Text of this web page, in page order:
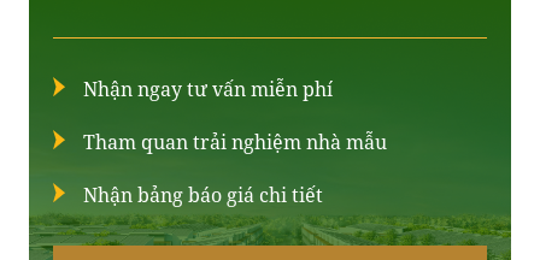
Nhận ngay tư vấn miễn phí
Tham quan trải nghiệm nhà mẫu
Nhận bảng báo giá chi tiết